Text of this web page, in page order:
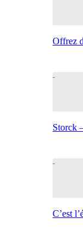
Offrez
Storck
C’est